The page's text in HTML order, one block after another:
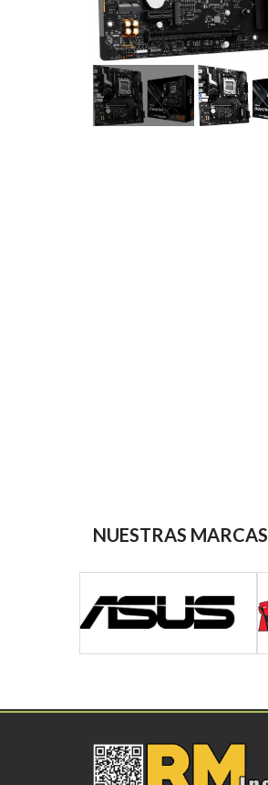
NUESTRAS MARCAS